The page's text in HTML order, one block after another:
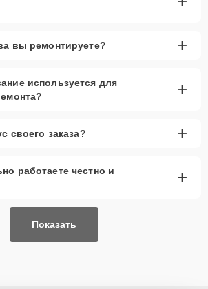
вы ремонтируете? +
используется для
+
своего заказа? +
работаете честно и
+
Показать